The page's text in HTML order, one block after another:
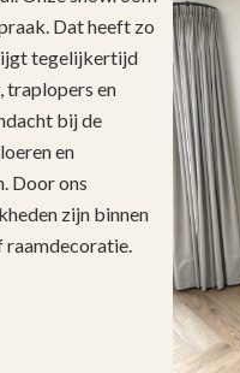
Dat heeft zo
tegelijkertijd
traplopers en
bij de
en
Door ons
zijn binnen
raamdecoratie.